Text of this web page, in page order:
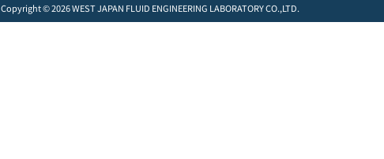
Copyright © 2026 WEST JAPAN FLUID ENGINEERING LABORATORY CO.,LTD.